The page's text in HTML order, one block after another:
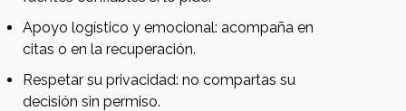
Apoyo logístico y emocional: acompaña en
citas o en la recuperación.
Respetar su privacidad: no compartas su
decisión sin permiso.